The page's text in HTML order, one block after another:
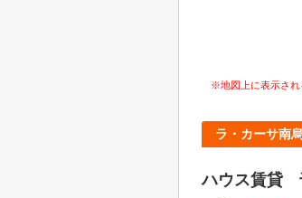
※地図上に表示され
ラ・カーサ南
ハウス賃貸